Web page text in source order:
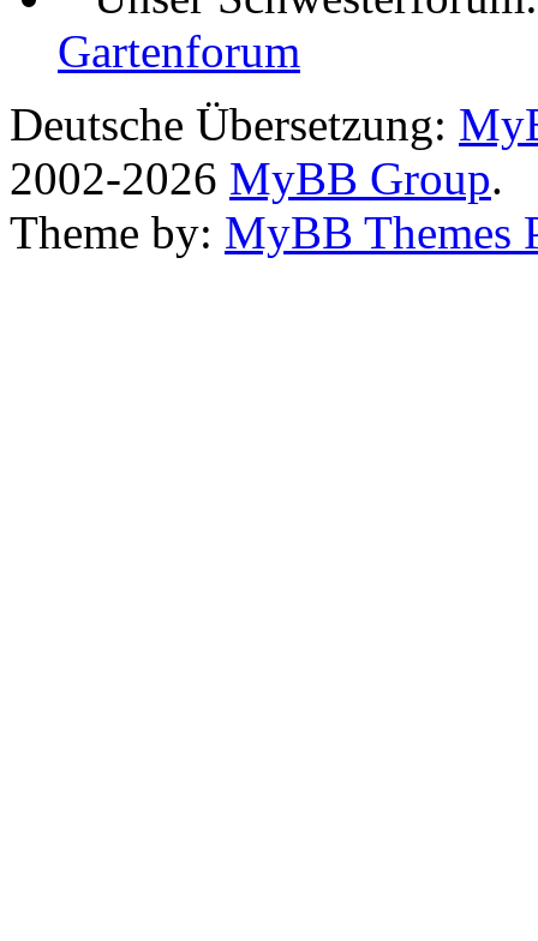
Gartenforum
Deutsche Übersetzung:
2002-2026 MyBB Group.
Theme by: MyBB Themes